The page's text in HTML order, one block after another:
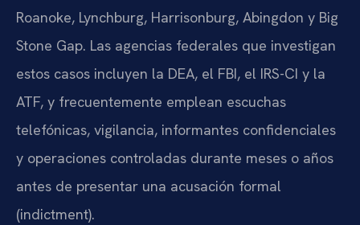
Roanoke, Lynchburg, Harrisonburg, Abingdon y Big
Stone Gap. Las agencias federales que investigan
estos casos incluyen la DEA, el FBI, el IRS-CI y la
ATF, y frecuentemente emplean escuchas
telefónicas, vigilancia, informantes confidenciales
y operaciones controladas durante meses o años
antes de presentar una acusación formal
(indictment).